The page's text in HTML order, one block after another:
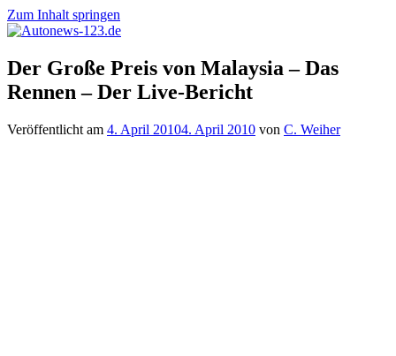
Zum Inhalt springen
Autonews-
123.de
Autonews
mit
Charme
Der Große Preis von Malaysia – Das
Rennen – Der Live-Bericht
Veröffentlicht am 4. April 20104. April 2010 von C. Weiher